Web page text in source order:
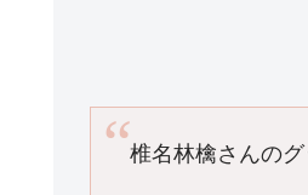
椎名林檎さんの